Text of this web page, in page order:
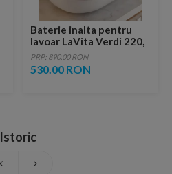
Baterie inalta pentru
lavoar LaVita Verdi 220,
fara ventil, brushed
copper
PRP: 890.00 RON
530.00 RON
Istoric